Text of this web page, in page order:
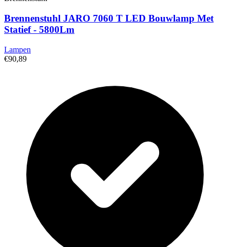
Brennenstuhl JARO 7060 T LED Bouwlamp Met
Statief - 5800Lm
Lampen
€90,89